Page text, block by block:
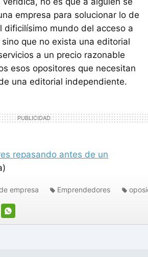
empresa para solucionar lo de
dificilísimo mundo del acceso a
que no exista una editorial
a un precio razonable
esos opositores que necesitan
una editorial independiente.
repasando antes de un
WHATSAPP
empresa Emprendedores